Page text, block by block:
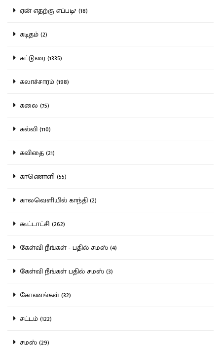
ஏன் எதற்கு எப்படி? (18)
கடிதம் (2)
கட்டுரை (1335)
கலாச்சாரம் (198)
கலை (75)
கல்வி (110)
கவிதை (21)
காணொளி (55)
காலவெளியில் காந்தி (2)
கூட்டாட்சி (262)
கேள்வி நீங்கள் - பதில் சமஸ் (4)
கேள்வி நீங்கள் பதில் சமஸ் (3)
கோணங்கள் (32)
சட்டம் (122)
சமஸ் (29)